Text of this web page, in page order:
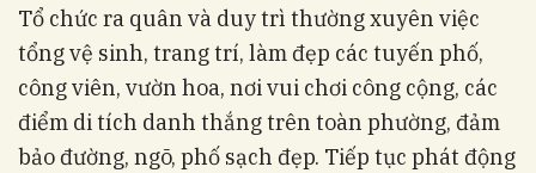
Tổ chức ra quân và duy trì thường xuyên việc
tổng vệ sinh, trang trí, làm đẹp các tuyến phố,
công viên, vườn hoa, nơi vui chơi công cộng, các
điểm di tích danh thắng trên toàn phường, đảm
bảo đường, ngõ, phố sạch đẹp. Tiếp tục phát động